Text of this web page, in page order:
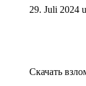
29. Juli 2024
Скачать